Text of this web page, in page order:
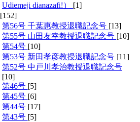
Udiemeji dianazafi!） [1]
[152]
第56号 千葉惠教授退職記念号 [13]
第55号 山田友幸教授退職記念号 [10]
第54号 [10]
第53号 新田孝彦教授退職記念号 [11]
第52号 中戸川孝治教授退職記念号
[10]
第46号 [5]
第45号 [6]
第44号 [17]
第43号 [5]